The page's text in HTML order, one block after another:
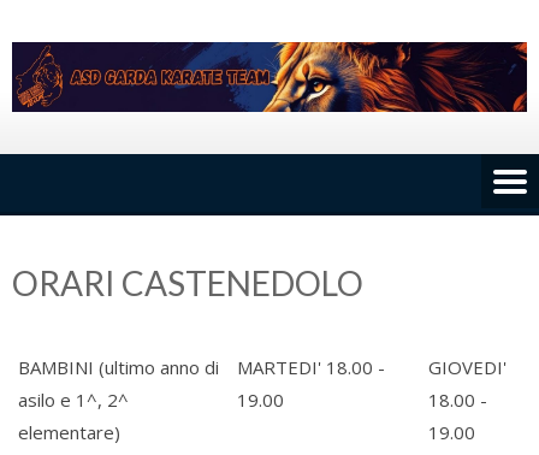
to
content
ORARI CASTENEDOLO
BAMBINI (ultimo anno di
asilo e 1^, 2^
elementare)
MARTEDI' 18.00 -
19.00
GIOVEDI'
18.00 -
19.00